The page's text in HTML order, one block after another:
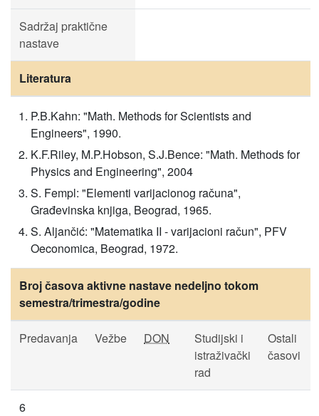
Sadržaj praktične
nastave
Literatura
P.B.Kahn: "Math. Methods for Scientists and
Engineers", 1990.
K.F.Riley, M.P.Hobson, S.J.Bence: "Math. Methods for
Physics and Engineering", 2004
S. Fempl: "Elementi varijacionog računa",
Građevinska knjiga, Beograd, 1965.
S. Aljančić: "Matematika II - varijacioni račun", PFV
Oeconomica, Beograd, 1972.
Broj časova aktivne nastave nedeljno tokom
semestra/trimestra/godine
Predavanja Vežbe DON
Studijski i
istraživački
rad
Ostali
časovi
6